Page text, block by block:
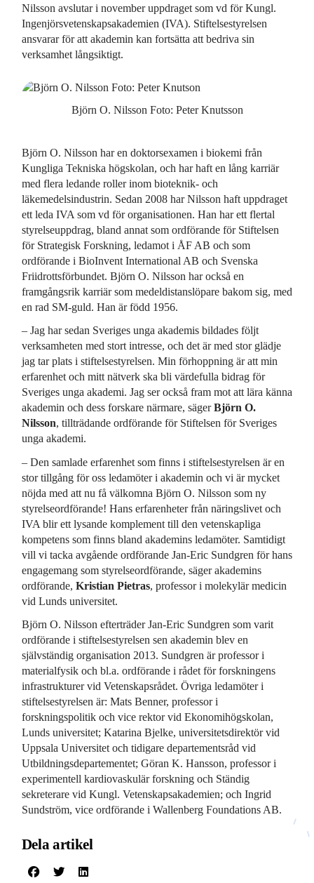
Nilsson avslutar i november uppdraget som vd för Kungl.
Ingenjörsvetenskapsakademien (IVA). Stiftelsestyrelsen
ansvarar för att akademin kan fortsätta att bedriva sin
verksamhet långsiktigt.
Björn O. Nilsson Foto: Peter Knutsson
Björn O. Nilsson har en doktorsexamen i biokemi från
Kungliga Tekniska högskolan, och har haft en lång karriär
med flera ledande roller inom bioteknik- och
läkemedelsindustrin. Sedan 2008 har Nilsson haft uppdraget
ett leda IVA som vd för organisationen. Han har ett flertal
styrelseuppdrag, bland annat som ordförande för Stiftelsen
för Strategisk Forskning, ledamot i ÅF AB och som
ordförande i BioInvent International AB och Svenska
Friidrottsförbundet. Björn O. Nilsson har också en
framgångsrik karriär som medeldistanslöpare bakom sig, med
en rad SM-guld. Han är född 1956.
– Jag har sedan Sveriges unga akademis bildades följt
verksamheten med stort intresse, och det är med stor glädje
jag tar plats i stiftelsestyrelsen. Min förhoppning är att min
erfarenhet och mitt nätverk ska bli värdefulla bidrag för
Sveriges unga akademi. Jag ser också fram mot att lära känna
akademin och dess forskare närmare, sägerBjörn O.
Nilsson, tillträdande ordförande för Stiftelsen för Sveriges
unga akademi.
– Den samlade erfarenhet som finns i stiftelsestyrelsen är en
stor tillgång för oss ledamöter i akademin och vi är mycket
nöjda med att nu få välkomna Björn O. Nilsson som ny
styrelseordförande! Hans erfarenheter från näringslivet och
IVA blir ett lysande komplement till den vetenskapliga
kompetens som finns bland akademins ledamöter. Samtidigt
vill vi tacka avgående ordförande Jan-Eric Sundgren för hans
engagemang som styrelseordförande, säger akademins
ordförande, Kristian Pietras, professor i molekylär medicin
vid Lunds universitet.
Björn O. Nilsson efterträder Jan-Eric Sundgren som varit
ordförande i stiftelsestyrelsen sen akademin blev en
självständig organisation 2013. Sundgren är professor i
materialfysik och bl.a. ordförande i rådet för forskningens
infrastrukturer vid Vetenskapsrådet. Övriga ledamöter i
stiftelsestyrelsen är: Mats Benner, professor i
forskningspolitik och vice rektor vid Ekonomihögskolan,
Lunds universitet; Katarina Bjelke, universitetsdirektör vid
Uppsala Universitet och tidigare departementsråd vid
Utbildningsdepartementet; Göran K. Hansson, professor i
experimentell kardiovaskulär forskning och Ständig
sekreterare vid Kungl. Vetenskapsakademien; och Ingrid
Sundström, vice ordförande i Wallenberg Foundations AB.
Dela artikel